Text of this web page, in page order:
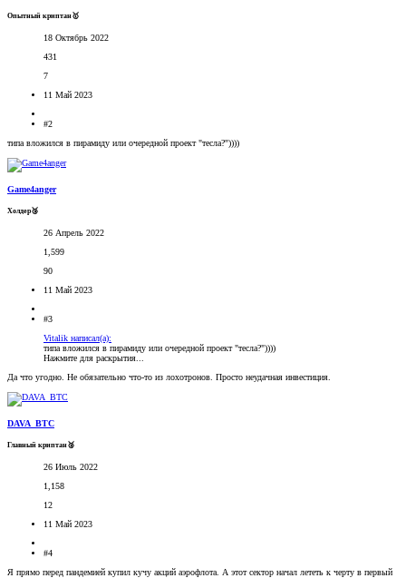
Опытный криптан🥇
18 Октябрь 2022
431
7
11 Май 2023
#2
типа вложился в пирамиду или очередной проект "тесла?"))))
Game4anger
Холдер🥉
26 Апрель 2022
1,599
90
11 Май 2023
#3
Vitalik написал(а):
типа вложился в пирамиду или очередной проект "тесла?"))))
Нажмите для раскрытия...
Да что угодно. Не обязательно что-то из лохотронов. Просто неудачная инвестиция.
DAVA_BTC
Главный криптан🥈
26 Июль 2022
1,158
12
11 Май 2023
#4
Я прямо перед пандемией купил кучу акций аэрофлота. А этот сектор начал лететь к черту в первый